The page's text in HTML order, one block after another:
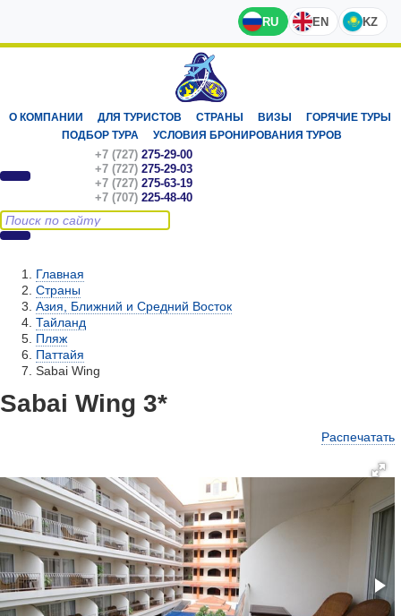
RU EN KZ
О КОМПАНИИ ДЛЯ ТУРИСТОВ СТРАНЫ ВИЗЫ
ГОРЯЧИЕ ТУРЫ
ПОДБОР ТУРА
УСЛОВИЯ БРОНИРОВАНИЯ ТУРОВ
+7 (727) 275-29-00
+7 (727) 275-29-03
+7 (727) 275-63-19
+7 (707) 225-48-40
Главная
Страны
Азия, Ближний и Средний Восток
Тайланд
Пляж
Паттайя
Sabai Wing
Sabai Wing 3*
Распечатать